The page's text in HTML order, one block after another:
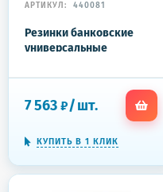
АРТИКУЛ: 440081
Резинки банковские
универсальные
BRAUBERG 10 кг,
цветные, натуральный
каучук, 440081
7 563 ₽/шт.
КУПИТЬ В 1 КЛИК